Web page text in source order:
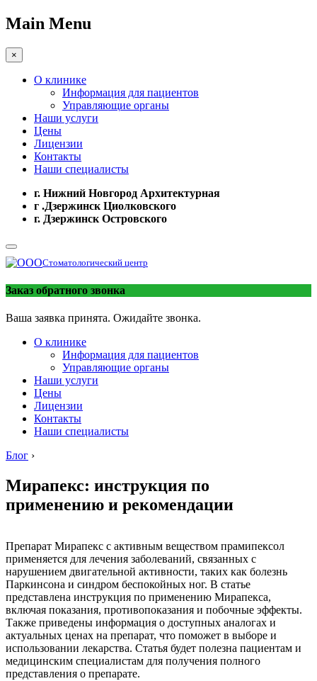
Main Menu
×
О клинике
Информация для пациентов
Управляющие органы
Наши услуги
Цены
Лицензии
Контакты
Наши специалисты
г. Нижний Новгород Архитектурная
г .Дзержинск Циолковского
г. Дзержинск Островского
Стоматологический центр
Заказ обратного звонка
Ваша заявка принята. Ожидайте звонка.
О клинике
Информация для пациентов
Управляющие органы
Наши услуги
Цены
Лицензии
Контакты
Наши специалисты
Блог ›
Мирапекс: инструкция по
применению и рекомендации
Препарат Мирапекс с активным веществом прамипексол
применяется для лечения заболеваний, связанных с
нарушением двигательной активности, таких как болезнь
Паркинсона и синдром беспокойных ног. В статье
представлена инструкция по применению Мирапекса,
включая показания, противопоказания и побочные эффекты.
Также приведены информация о доступных аналогах и
актуальных ценах на препарат, что поможет в выборе и
использовании лекарства. Статья будет полезна пациентам и
медицинским специалистам для получения полного
представления о препарате.